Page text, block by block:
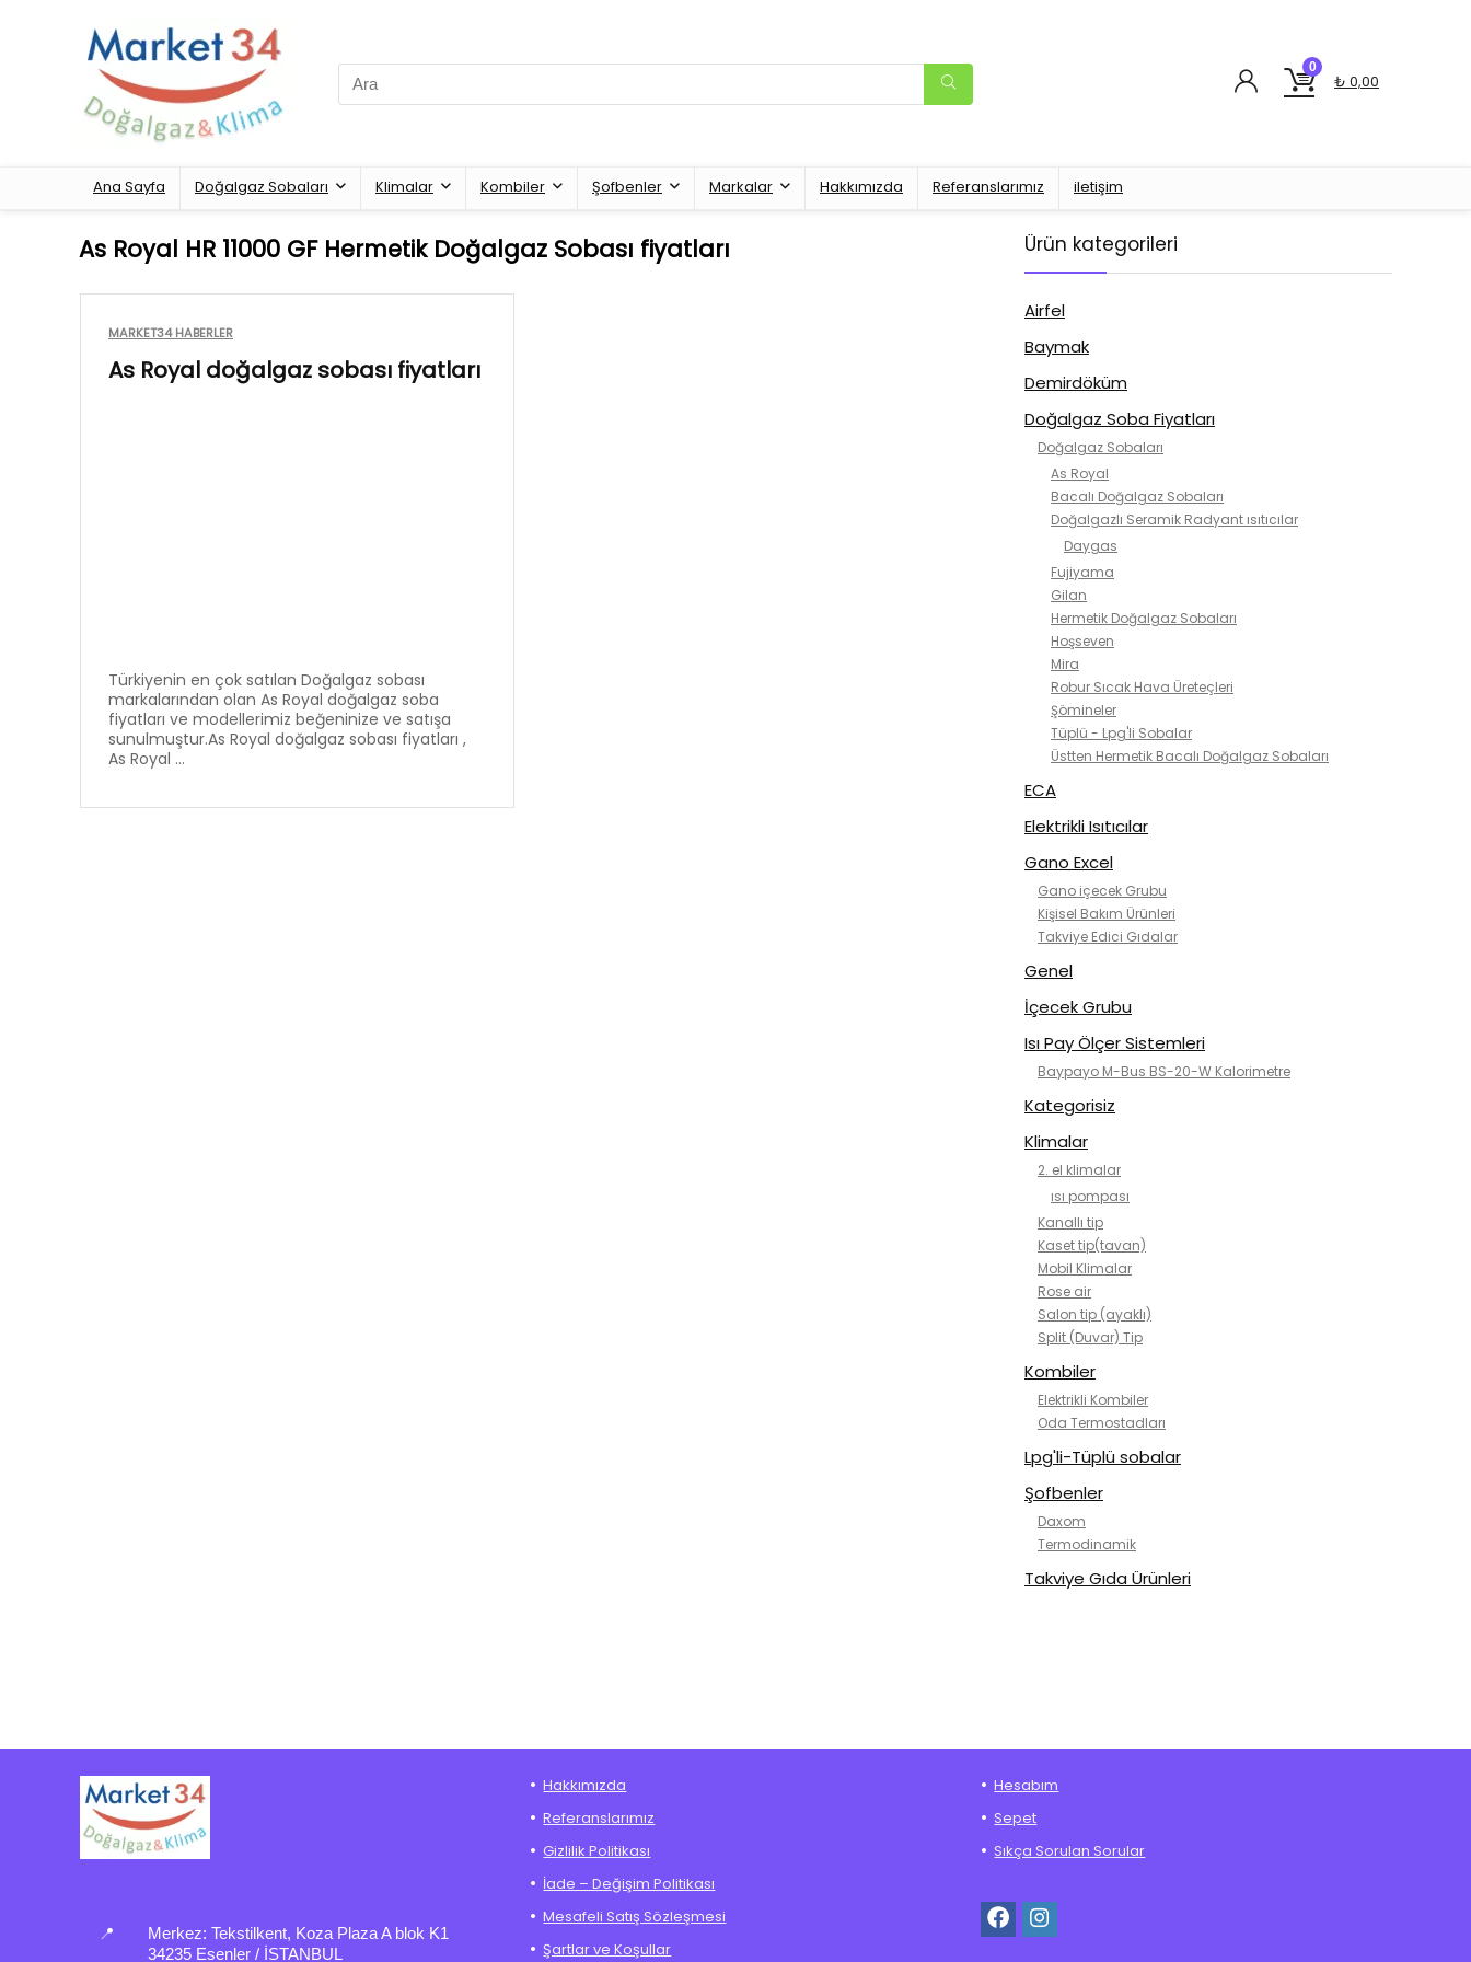
Search
for:
0
₺ 0,00
Ana Sayfa Doğalgaz Sobaları Klimalar Kombiler Şofbenler Markalar Hakkımızda Referanslarımız iletişim
As Royal HR 11000 GF Hermetik Doğalgaz Sobası fiyatları
MARKET34 HABERLER
As Royal doğalgaz sobası fiyatları
Türkiyenin en çok satılan Doğalgaz sobası
markalarından olan As Royal doğalgaz soba
fiyatları ve modellerimiz beğeninize ve satışa
sunulmuştur.As Royal doğalgaz sobası fiyatları ,
As Royal ...
Ürün kategorileri
Airfel
Baymak
Demirdöküm
Doğalgaz Soba Fiyatları
Doğalgaz Sobaları
As Royal
Bacalı Doğalgaz Sobaları
Doğalgazlı Seramik Radyant ısıtıcılar
Daygas
Fujiyama
Gilan
Hermetik Doğalgaz Sobaları
Hoşseven
Mira
Robur Sıcak Hava Üreteçleri
Şömineler
Tüplü - Lpg'li Sobalar
Üstten Hermetik Bacalı Doğalgaz Sobaları
ECA
Elektrikli Isıtıcılar
Gano Excel
Gano içecek Grubu
Kişisel Bakım Ürünleri
Takviye Edici Gıdalar
Genel
İçecek Grubu
Isı Pay Ölçer Sistemleri
Baypayo M-Bus BS-20-W Kalorimetre
Kategorisiz
Klimalar
2. el klimalar
ısı pompası
Kanallı tip
Kaset tip(tavan)
Mobil Klimalar
Rose air
Salon tip (ayaklı)
Split (Duvar) Tip
Kombiler
Elektrikli Kombiler
Oda Termostadları
Lpg'li-Tüplü sobalar
Şofbenler
Daxom
Termodinamik
Takviye Gıda Ürünleri
📍 Merkez: Tekstilkent, Koza Plaza A blok K1
34235 Esenler / İSTANBUL
Hakkımızda
Referanslarımız
Gizlilik Politikası
İade – Değişim Politikası
Mesafeli Satış Sözleşmesi
Şartlar ve Koşullar
Hesabım
Sepet
Sıkça Sorulan Sorular